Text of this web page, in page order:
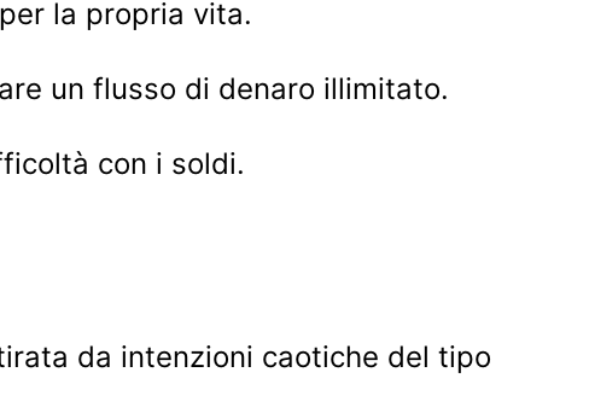
per la propria vita.
un flusso di denaro illimitato.
con i soldi.
da intenzioni caotiche del tipo